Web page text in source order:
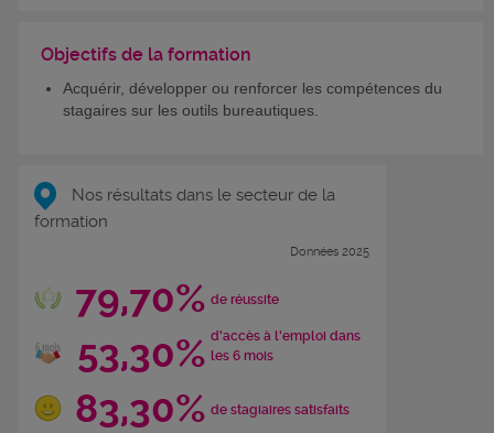
Objectifs de la formation
Acquérir, développer ou renforcer les compétences du
stagaires sur les outils bureautiques.
Nos résultats dans le secteur de la
formation
Données 2025
79,70% de réussite
53,30% d'accès à l'emploi dans
les 6 mois
83,30% de stagiaires satisfaits